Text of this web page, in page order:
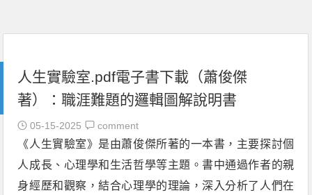
人生實驗室.pdf電子書下載（蕭俊傑
著）：職涯難題的邏輯圖解說明書
05-15-2025 comment
《人生實驗室》是由蕭俊傑所著的一本書，主要探討個
人成長、心理學和生活哲學等主題。書中通過作者的親
身經歷和觀察，結合心理學的理論，深入分析了人們在